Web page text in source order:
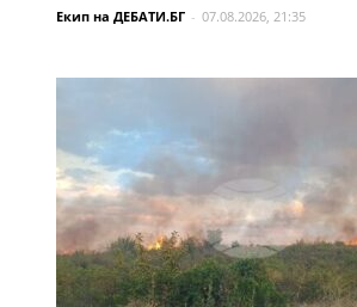
Екип на ДЕБАТИ.БГ - 07.08.2026, 21:35